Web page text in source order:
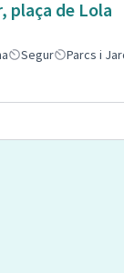
plaça de Lola
Segur Parcs i